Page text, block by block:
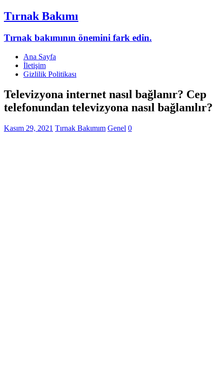
Tırnak Bakımı
Tırnak bakımının önemini fark edin.
Ana Sayfa
İletişim
Gizlilik Politikası
Televizyona internet nasıl bağlanır? Cep
telefonundan televizyona nasıl bağlanılır?
Kasım 29, 2021 Tırnak Bakımım Genel 0